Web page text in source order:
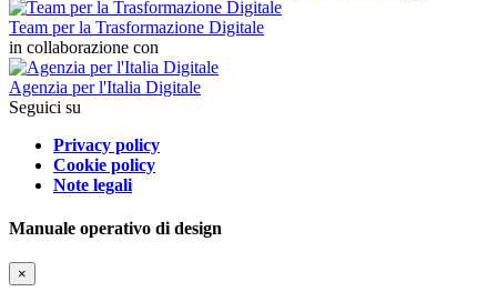
Team per la Trasformazione Digitale
in collaborazione con
Agenzia per l'Italia Digitale
Seguici su
Privacy policy
Cookie policy
Note legali
Manuale operativo di design
×